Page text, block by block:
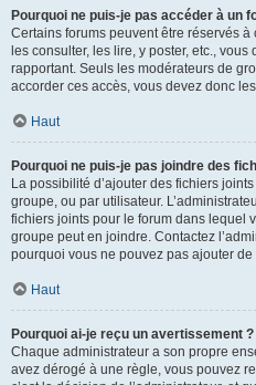
Pourquoi ne puis-je pas accéder à un
Certains forums peuvent être réservés
les consulter, les lire, y poster, etc.,
rapportant. Seuls les modérateurs de
accorder ces accès, vous devez donc
Haut
Pourquoi ne puis-je pas joindre des
La possibilité d’ajouter des fichiers
groupe, ou par utilisateur.
fichiers joints pour le forum dans lequel
groupe peut en joindre. Contactez
pourquoi vous ne pouvez pas ajouter
Haut
Pourquoi ai-je reçu un avertissement ?
Chaque administrateur a son propre
avez dérogé à une règle, vous pouvez